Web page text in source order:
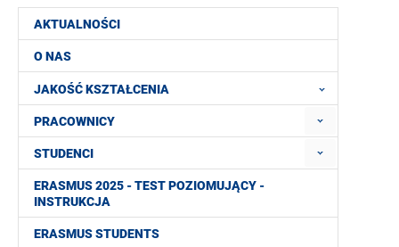
AKTUALNOŚCI
O NAS
JAKOŚĆ KSZTAŁCENIA
PRACOWNICY
STUDENCI
ERASMUS 2025 - TEST POZIOMUJĄCY -
INSTRUKCJA
ERASMUS STUDENTS